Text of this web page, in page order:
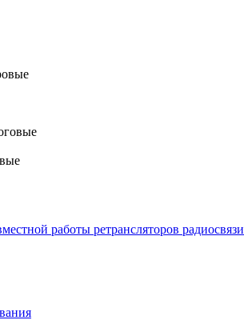
работы ретрансляторов радиосвязи